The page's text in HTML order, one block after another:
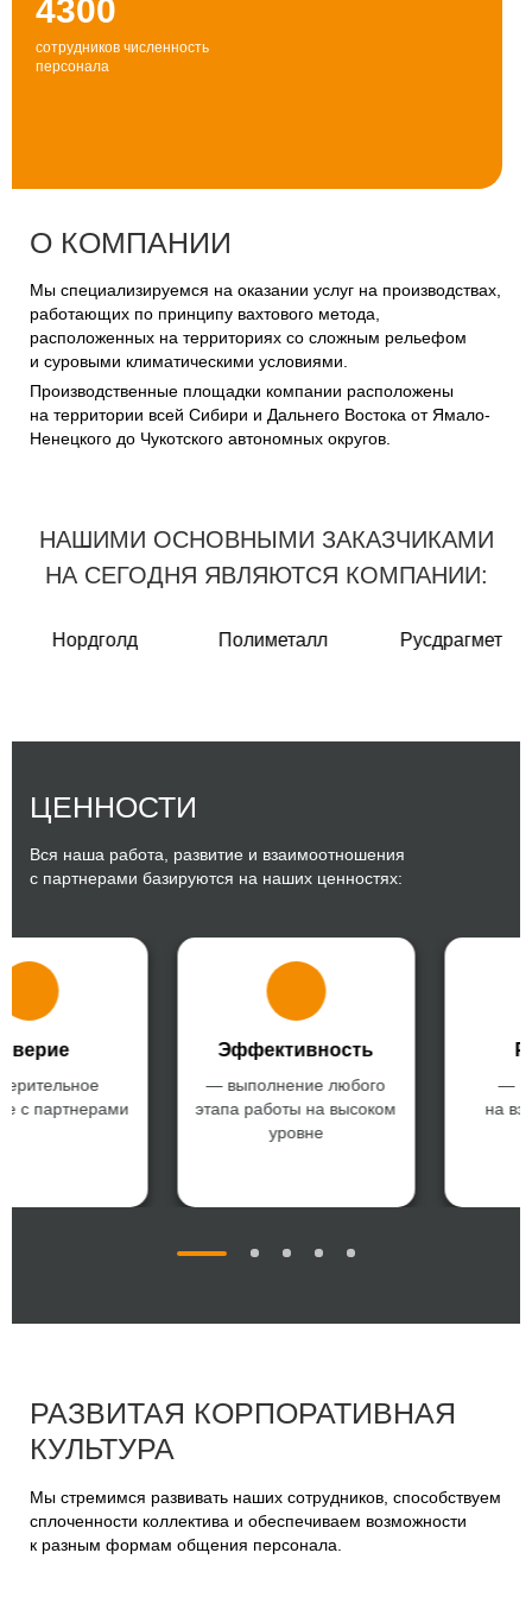
4300
сотрудников численность
персонала
О КОМПАНИИ
Мы специализируемся на оказании услуг на производствах,
работающих по принципу вахтового метода,
расположенных на территориях со сложным рельефом
и суровыми климатическими условиями.
Производственные площадки компании расположены
на территории всей Сибири и Дальнего Востока от Ямало-
Ненецкого до Чукотского автономных округов.
НАШИМИ ОСНОВНЫМИ ЗАКАЗЧИКАМИ
НА СЕГОДНЯ ЯВЛЯЮТСЯ КОМПАНИИ:
Нордголд Полиметалл Русдрагмет
ЦЕННОСТИ
Вся наша работа, развитие и взаимоотношения
с партнерами базируются на наших ценностях:
с партнерами
Эффективность
— выполнение любого
этапа работы на высоком
уровне
—
на
РАЗВИТАЯ КОРПОРАТИВНАЯ
КУЛЬТУРА
Мы стремимся развивать наших сотрудников, способствуем
сплоченности коллектива и обеспечиваем возможности
к разным формам общения персонала.